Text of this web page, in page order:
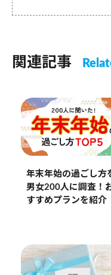
関連記事
年末年始の過ごし方
男女200人に調査！
すすめプランを紹介